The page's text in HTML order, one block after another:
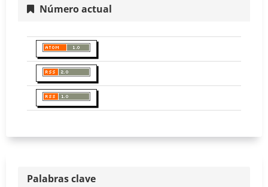
Número actual
Palabras clave